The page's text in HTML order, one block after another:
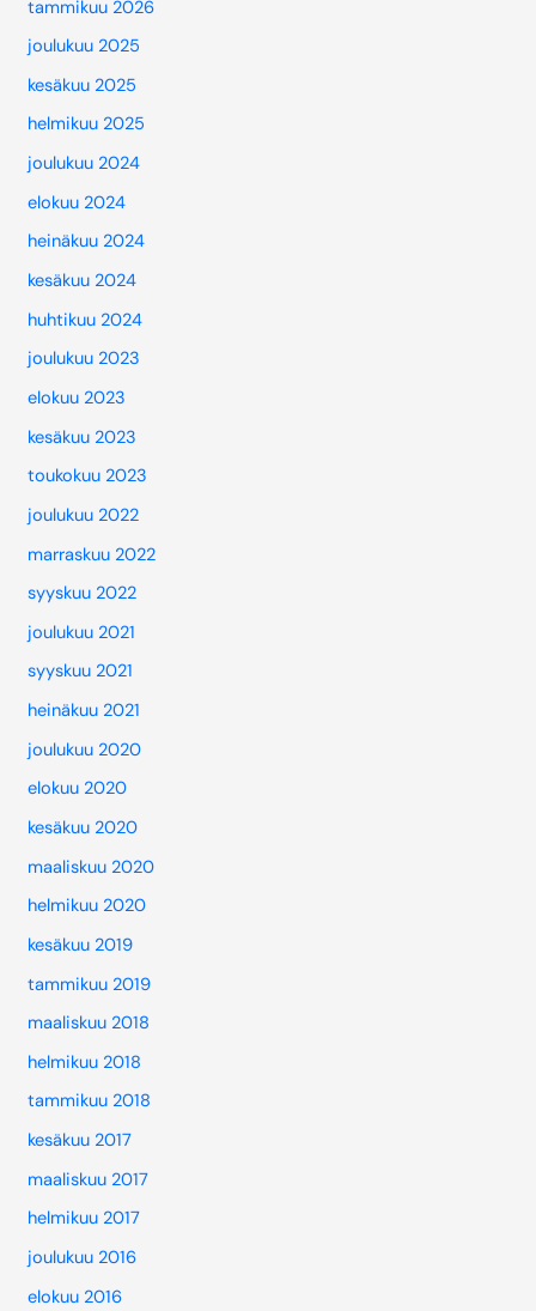
tammikuu 2026
joulukuu 2025
kesäkuu 2025
helmikuu 2025
joulukuu 2024
elokuu 2024
heinäkuu 2024
kesäkuu 2024
huhtikuu 2024
joulukuu 2023
elokuu 2023
kesäkuu 2023
toukokuu 2023
joulukuu 2022
marraskuu 2022
syyskuu 2022
joulukuu 2021
syyskuu 2021
heinäkuu 2021
joulukuu 2020
elokuu 2020
kesäkuu 2020
maaliskuu 2020
helmikuu 2020
kesäkuu 2019
tammikuu 2019
maaliskuu 2018
helmikuu 2018
tammikuu 2018
kesäkuu 2017
maaliskuu 2017
helmikuu 2017
joulukuu 2016
elokuu 2016